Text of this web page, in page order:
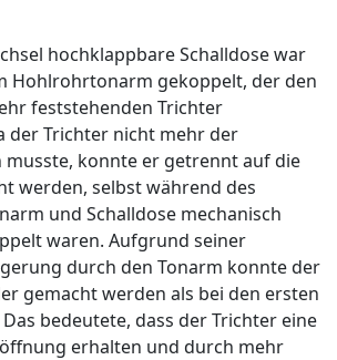
hochklappbare Schalldose war
Hohlrohrtonarm gekoppelt, der den
feststehenden Trichter
der Trichter nicht mehr der
musste, konnte er getrennt auf die
werden, selbst während des
und Schalldose mechanisch
waren. Aufgrund seiner
durch den Tonarm konnte der
gemacht werden als bei den ersten
bedeutete, dass der Trichter eine
erhalten und durch mehr